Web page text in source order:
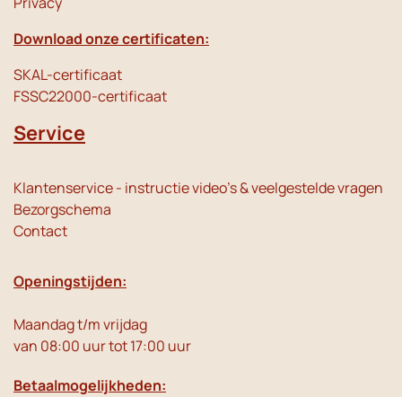
Download onze certificaten:
SKAL-certificaat
FSSC22000-certificaat
Service
Klantenservice - instructie video's & veelgestelde vragen
Bezorgschema
Contact
Openingstijden:
Maandag t/m vrijdag
van 08:00 uur tot 17:00 uur
Betaalmogelijkheden: